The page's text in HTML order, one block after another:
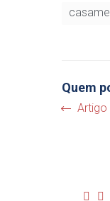
Quem
Artigo